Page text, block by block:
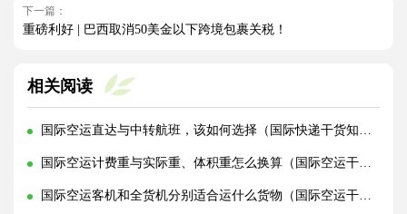
下一篇：
重磅利好 | 巴西取消50美金以下跨境包裹关税！
相关阅读
国际空运直达与中转航班，该如何选择（国际快递干货知识分享）
国际空运计费重与实际重、体积重怎么换算（国际空运干货知识分享）
国际空运客机和全货机分别适合运什么货物（国际空运干货知识分享）